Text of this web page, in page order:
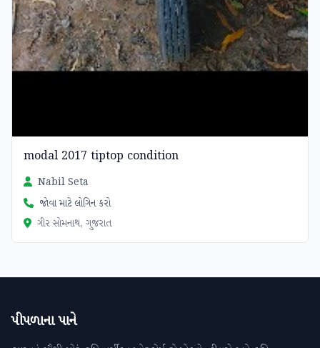
modal 2017 tiptop condition
Nabil Seta
જોવા માટે લોગિન કરો
ગીર સોમનાથ, ગુજરાત
પીપળાના પાને